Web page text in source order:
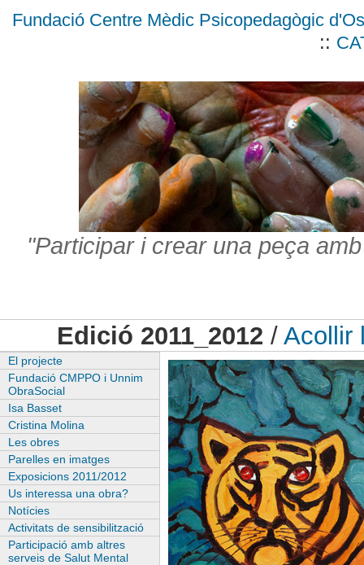
Fundació Centre Mèdic Psicopedagògic
::
"Participar i crear una peça
Edició 2011_2012 /Acollir
El projecte
Fundació CMPPO i Unnim
ObraSocial
Isa Basset
Cristina Molina
Les obres
Parelles en imatges
Exposicions 2011/2012
Us interessa una obra?
Notícies
Activitats de sensibilització
Participació amb altres
serveis de Salut Mental